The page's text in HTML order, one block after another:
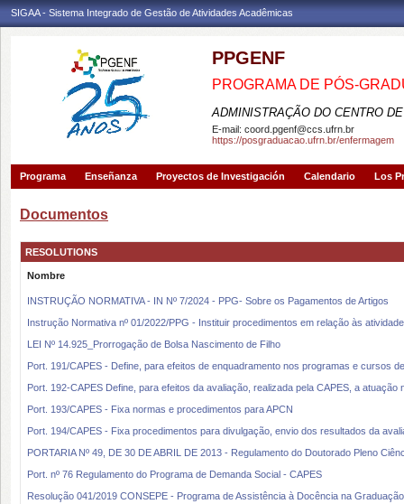
SIGAA - Sistema Integrado de Gestão de Atividades Acadêmicas
PPGENF
PROGRAMA DE PÓS-
ADMINISTRAÇÃO DO CENTRO
E-mail: coord.pgenf@ccs.ufrn.br
https://posgraduacao.ufrn.br/enfermagem
Programa Enseñanza Proyectos de Investigación Calendario Los
Documentos
RESOLUTIONS
Nombre
INSTRUÇÃO NORMATIVA - IN Nº 7/2024 - PPG- Sobre os Pagamentos de Artigos
Instrução Normativa nº 01/2022/PPG - Instituir procedimentos em relação às
LEI Nº 14.925_Prorrogação de Bolsa Nascimento de Filho
Port. 191/CAPES - Define, para efeitos de enquadramento nos programas e cursos
Port. 192-CAPES Define, para efeitos da avaliação, realizada pela CAPES, a atuação
Port. 193/CAPES - Fixa normas e procedimentos para APCN
Port. 194/CAPES - Fixa procedimentos para divulgação, envio dos resultados da
PORTARIA Nº 49, DE 30 DE ABRIL DE 2013 - Regulamento do Doutorado Pleno
Port. nº 76 Regulamento do Programa de Demanda Social - CAPES
Resolução 041/2019 CONSEPE - Programa de Assistência à Docência na